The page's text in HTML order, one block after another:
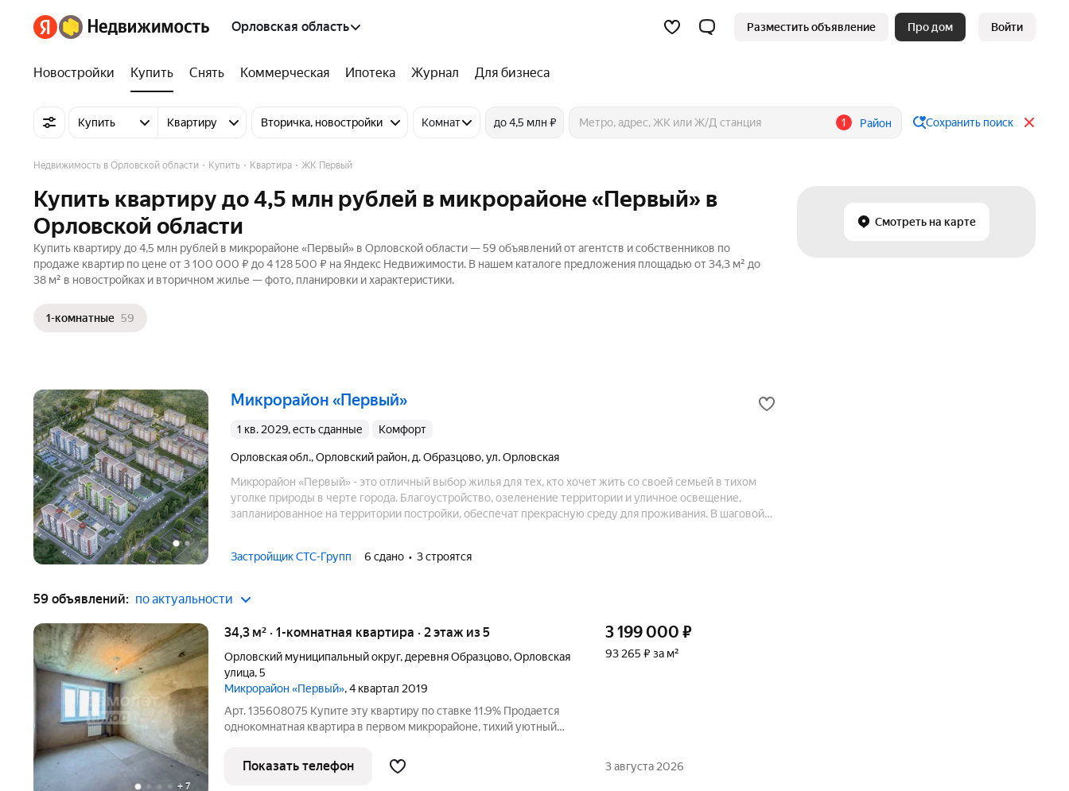
Орловская область Разместить объявление Про дом Войти
Новостройки Купить Снять Коммерческая Ипотека Журнал Для бизнеса
Купить Квартиру Вторичка, новостройки Комнат до 4,5 млн ₽ 1 Район Сохранить поиск
Смотреть на карте
Недвижимость в Орловской области Купить Квартира ЖК Первый
Купить квартиру до 4,5 млн рублей в микрорайоне «Первый» в
Орловской области
Купить квартиру до 4,5 млн рублей в микрорайоне «Первый» в Орловской области — 59 объявлений от агентств и собственников по
продаже квартир по цене от 3 100 000 ₽ до 4 128 500 ₽ на Яндекс Недвижимости. В нашем каталоге предложения площадью от 34,3 м² до
38 м² в новостройках и вторичном жилье — фото, планировки и характеристики.
1-комнатные 59
микрорайон «Первый»
1 кв. 2029, есть сданные комфорт
Орловская обл.,Орловский район, д. Образцово,ул. Орловская
Микрорайон «Первый» - это отличный выбор жилья для тех, кто хочет жить со своей семьей в тихом
уголке природы в черте города. Благоустройство, озеленение территории и уличное освещение,
запланированное на территории постройки, обеспечат прекрасную среду для проживания. В шаговой
Застройщик СТС-Групп
6 сдано 3 строятся
59 объявлений: по актуальности
+ 7
34,3 м² · 1-комнатная квартира · 2 этаж из 5
Орловский муниципальный округ, деревня Образцово,Орловская
улица,5
Микрорайон «Первый», 4 квартал 2019
Арт. 135608075 Купите эту квартиру по ставке 11.9% Продается
однокомнатная квартира в первом микрорайоне, тихий уютный
комфортном 2 этаже, общая площадь 34.3 кв.м. Квартира в
черновой отделке, что
3 199 000 ₽
93 265 ₽ за м²
Показать телефон 3 августа 2026